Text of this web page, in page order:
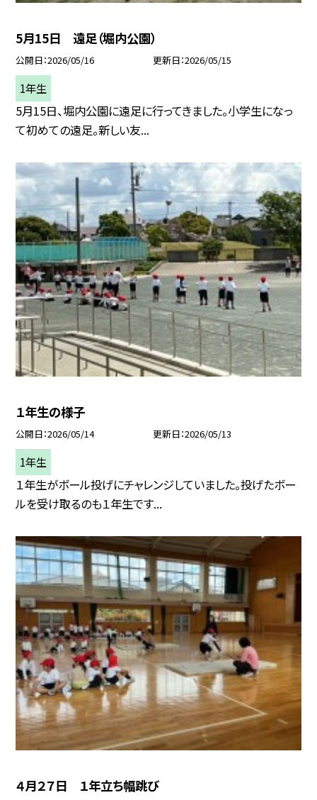
5月15日 遠足（堀内公園）
公開日 2026/05/16 更新日 2026/05/15
1年生
5月15日、堀内公園に遠足に行ってきました。小学生になっ
て初めての遠足。新しい友...
１年生の様子
公開日 2026/05/14 更新日 2026/05/13
1年生
１年生がボール投げにチャレンジしていました。投げたボー
ルを受け取るのも１年生です...
４月２７日 １年立ち幅跳び